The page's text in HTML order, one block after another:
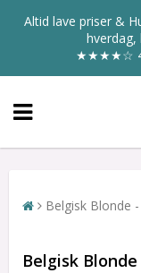
Altid lave priser &
hverdag,
★★★★☆
Belgisk Blonde
Belgisk